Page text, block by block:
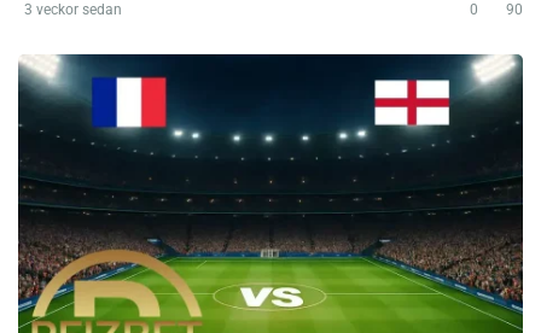
3 veckor sedan 0 90